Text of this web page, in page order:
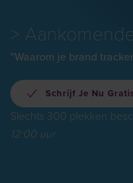
>
"Waarom je brand
Schrijf Je Nu
Slechts 300 plekken
12:00 uur